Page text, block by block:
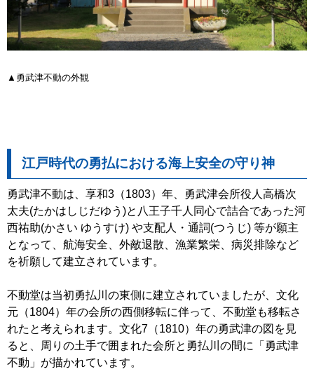
▲勇武津不動の外観
江戸時代の勇払における海上安全の守り神
勇武津不動は、享和3（1803）年、勇武津会所役人高橋次
太夫(たかはしじだゆう)と八王子千人同心で詰合であった河
西祐助(かさい ゆうすけ) や支配人・通詞(つうじ) 等が願主
となって、航海安全、外敵退散、漁業繁栄、病災排除など
を祈願して建立されています。
不動堂は当初勇払川の東側に建立されていましたが、文化
元（1804）年の会所の西側移転に伴って、不動堂も移転さ
れたと考えられます。文化7（1810）年の勇武津の図を見
ると、周りの土手で囲まれた会所と勇払川の間に「勇武津
不動」が描かれています。